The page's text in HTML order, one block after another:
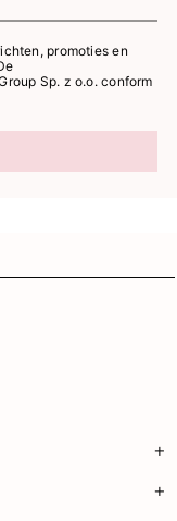
promoties en
Sp. z o.o. conform
+
+